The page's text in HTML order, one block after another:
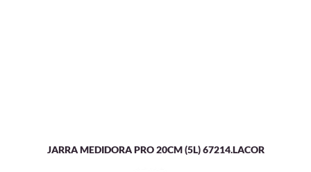
JARRA MEDIDORA PRO 20CM (5L) 67214.LACOR